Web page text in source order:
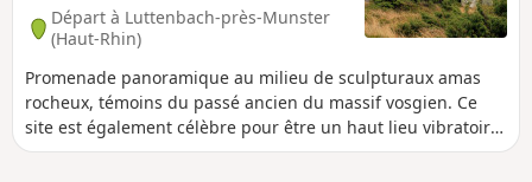
Départ à Luttenbach-près-Munster
(Haut-Rhin)
Promenade panoramique au milieu de sculpturaux amas
rocheux, témoins du passé ancien du massif vosgien. Ce
site est également célèbre pour être un haut lieu vibratoire
en Alsace !